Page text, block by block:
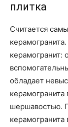
плитка
Считается
керамогранит:
обладает
керамогранита
шершавостью.
керамогранита